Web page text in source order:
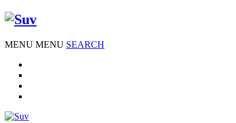
MENU MENU SEARCH